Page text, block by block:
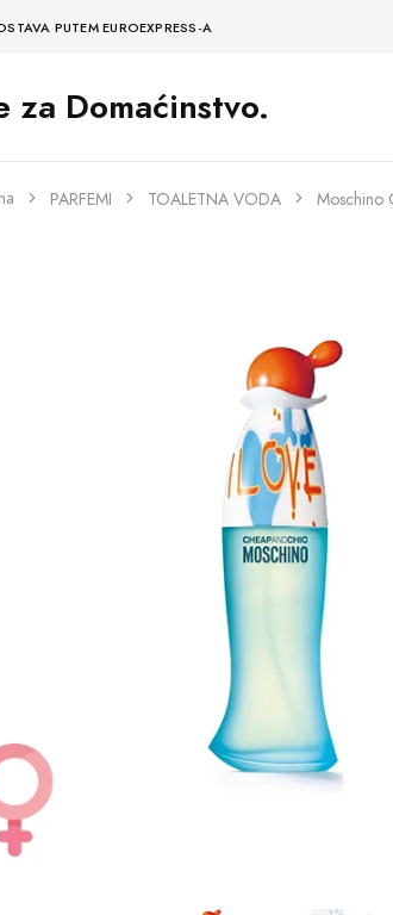
PUTEM EUROEXPRESS-A
za Domaćinstvo.
PARFEMI TOALETNA VODA Moschino